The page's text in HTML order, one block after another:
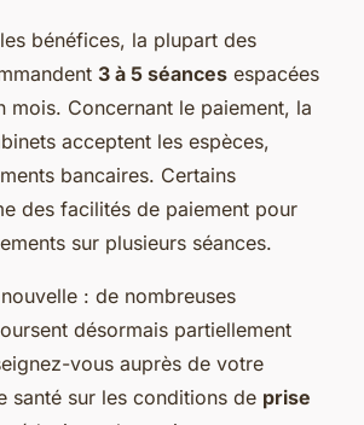
bénéfices, la plupart des
3 à 5 séances espacées
mois. Concernant le paiement, la
acceptent les espèces,
bancaires. Certains
des facilités de paiement pour
sur plusieurs séances.
: de nombreuses
désormais partiellement
vous auprès de votre
santé sur les conditions de prise